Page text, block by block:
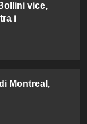
vice,
i
Montreal,